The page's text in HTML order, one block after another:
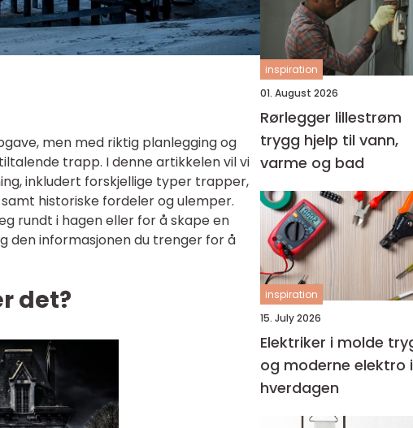
men med riktig planlegging og
trapp. I denne artikkelen vil vi
inkludert forskjellige typer trapper,
historiske fordeler og ulemper.
rundt i hagen eller for å skape en
den informasjonen du trenger for å
det?
inspiration
01. August 2026
Rørlegger lillestrøm
trygg hjelp til vann,
varme og bad
inspiration
15. July 2026
Elektriker i molde trygg
og moderne elektro i
hverdagen